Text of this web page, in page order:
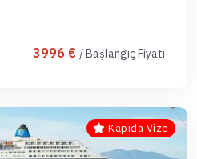
3996 € / Başlangıç Fiyatı
Kapıda Vize